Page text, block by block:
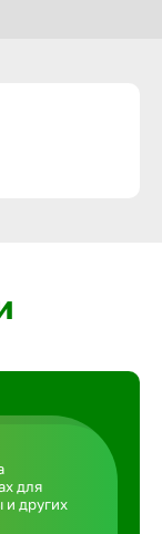
для
и других